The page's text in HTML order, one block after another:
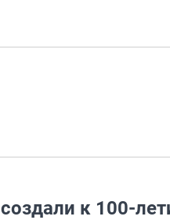
к 100-